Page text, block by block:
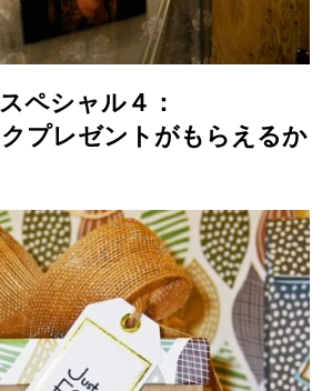
ペシャル４：
プレゼントがもらえるか